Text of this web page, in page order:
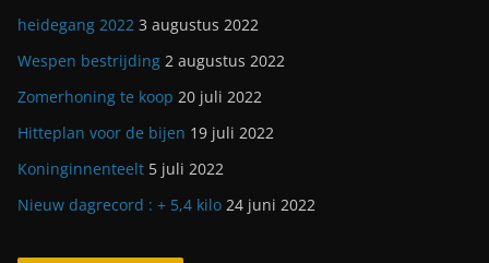
heidegang 2022 3 augustus 2022
Wespen bestrijding 2 augustus 2022
Zomerhoning te koop 20 juli 2022
Hitteplan voor de bijen 19 juli 2022
Koninginnenteelt 5 juli 2022
Nieuw dagrecord : + 5,4 kilo 24 juni 2022